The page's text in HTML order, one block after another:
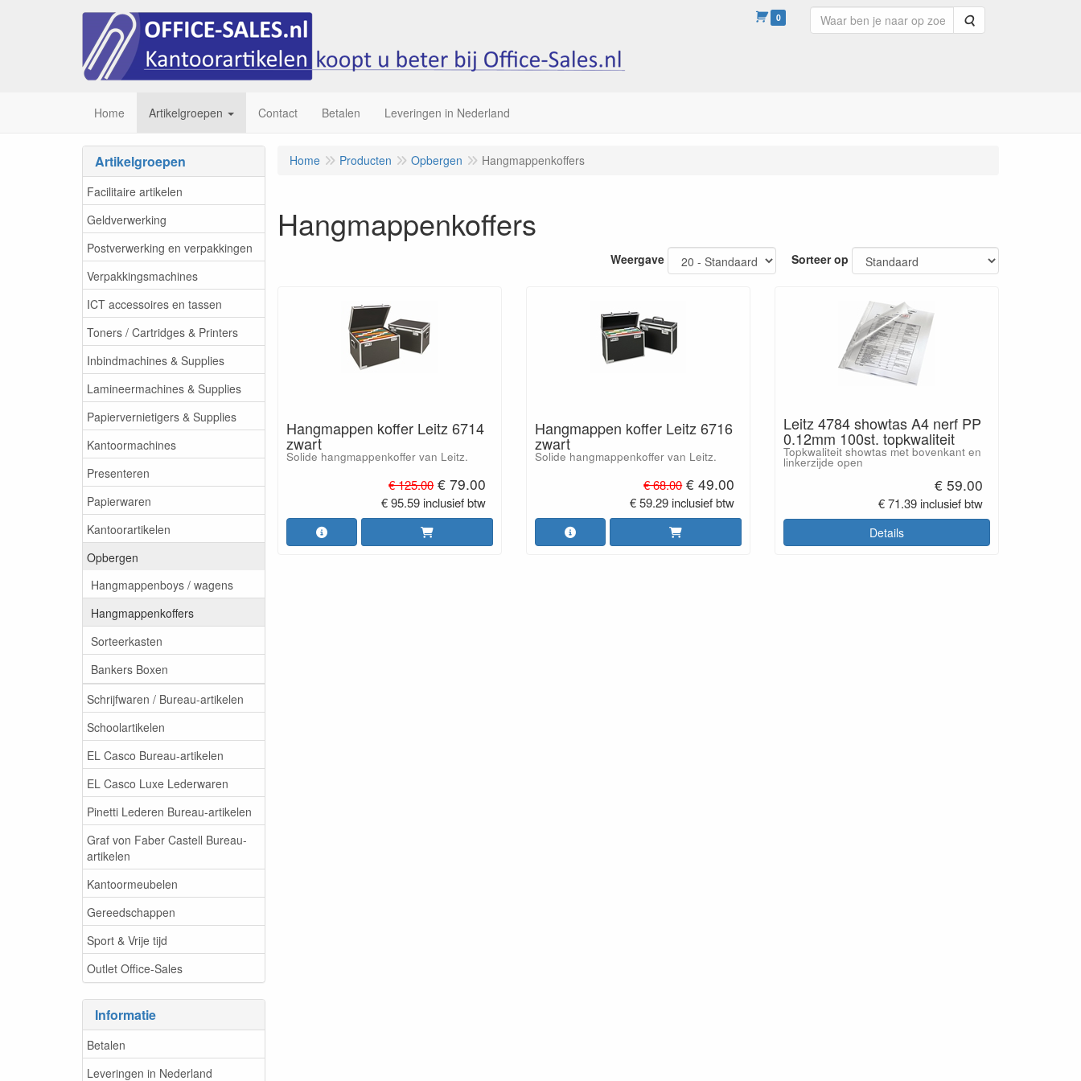
0 Zoeken
Home Artikelgroepen Contact Betalen Leveringen in Nederland
Artikelgroepen
Facilitaire artikelen
Geldverwerking
Postverwerking en verpakkingen
Verpakkingsmachines
ICT accessoires en tassen
Toners / Cartridges & Printers
Inbindmachines & Supplies
Lamineermachines & Supplies
Papiervernietigers & Supplies
Kantoormachines
Presenteren
Papierwaren
Kantoorartikelen
Opbergen
Hangmappenboys / wagens
Hangmappenkoffers
Sorteerkasten
Bankers Boxen
Schrijfwaren / Bureau-artikelen
Schoolartikelen
EL Casco Bureau-artikelen
EL Casco Luxe Lederwaren
Pinetti Lederen Bureau-artikelen
Graf von Faber Castell Bureau-
artikelen
Kantoormeubelen
Gereedschappen
Sport & Vrije tijd
Outlet Office-Sales
Informatie
Betalen
Leveringen in Nederland
Home Producten Opbergen Hangmappenkoffers
Hangmappenkoffers
Weergave Sorteer op
Hangmappen koffer Leitz 6714
zwart
Solide hangmappenkoffer van Leitz.
€ 125.00 € 79.00
€ 95.59 inclusief btw
Hangmappen koffer Leitz 6716
zwart
Solide hangmappenkoffer van Leitz.
€ 68.00 € 49.00
€ 59.29 inclusief btw
Leitz 4784 showtas A4 nerf PP
0.12mm 100st. topkwaliteit
Topkwaliteit showtas met bovenkant en
linkerzijde open
€ 59.00
€ 71.39 inclusief btw
Details